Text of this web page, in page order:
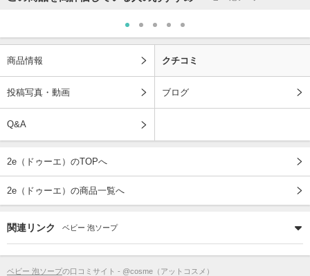
商品情報 クチコミ
投稿写真・動画 ブログ
Q&A
2e（ドゥーエ）のTOPへ
2e（ドゥーエ）の商品一覧へ
関連リンク ベビー 泡ソープ
ベビー 泡ソープの口コミサイト - @cosme（アットコスメ）